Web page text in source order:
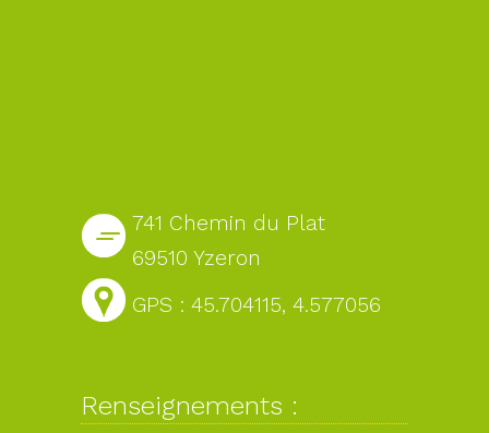
741 Chemin du Plat
69510 Yzeron
GPS : 45.704115, 4.577056
Renseignements :